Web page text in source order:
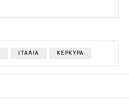
ΙΤΑΛΙΑ ΚΕΡΚΥΡΑ